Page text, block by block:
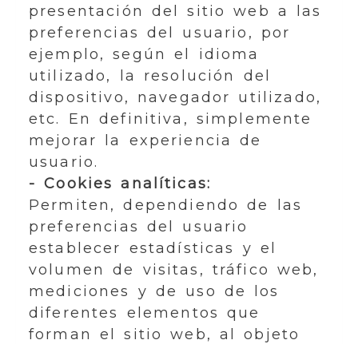
presentación del sitio web a las
preferencias del usuario, por
ejemplo, según el idioma
utilizado, la resolución del
dispositivo, navegador utilizado,
etc. En definitiva, simplemente
mejorar la experiencia de
usuario.
- Cookies analíticas:
Permiten, dependiendo de las
preferencias del usuario
establecer estadísticas y el
volumen de visitas, tráfico web,
mediciones y de uso de los
diferentes elementos que
forman el sitio web, al objeto